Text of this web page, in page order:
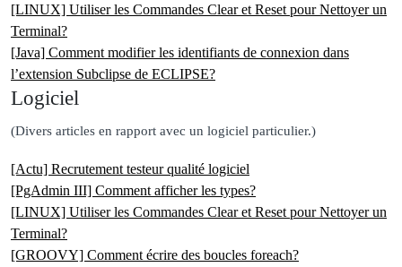
[LINUX] Utiliser les Commandes Clear et Reset pour Nettoyer un
Terminal?
[Java] Comment modifier les identifiants de connexion dans
l’extension Subclipse de ECLIPSE?
Logiciel
(Divers articles en rapport avec un logiciel particulier.)
[Actu] Recrutement testeur qualité logiciel
[PgAdmin III] Comment afficher les types?
[LINUX] Utiliser les Commandes Clear et Reset pour Nettoyer un
Terminal?
[GROOVY] Comment écrire des boucles foreach?